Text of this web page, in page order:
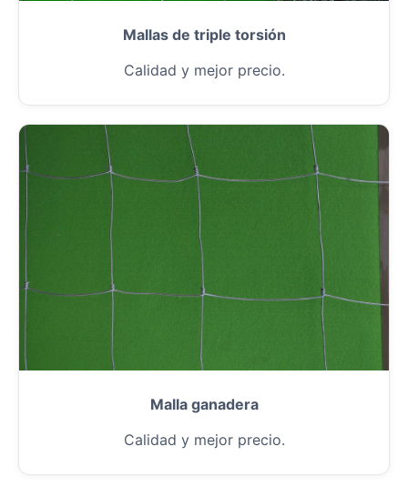
Mallas de triple torsión
Calidad y mejor precio.
Malla ganadera
Calidad y mejor precio.